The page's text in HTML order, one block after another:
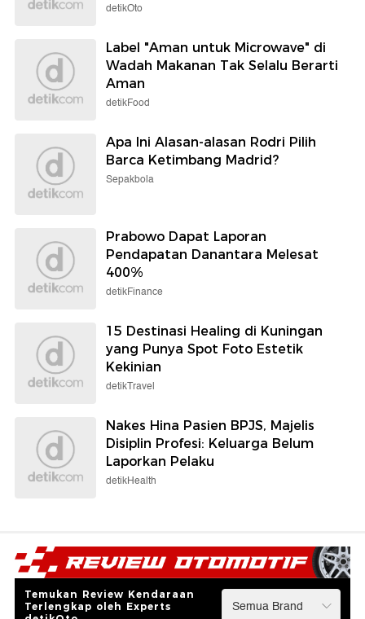
detikOto
Label "Aman untuk Microwave" di
Wadah Makanan Tak Selalu Berarti
Aman
detikFood
Apa Ini Alasan-alasan Rodri Pilih
Barca Ketimbang Madrid?
Sepakbola
Prabowo Dapat Laporan
Pendapatan Danantara Melesat
400%
detikFinance
15 Destinasi Healing di Kuningan
yang Punya Spot Foto Estetik
Kekinian
detikTravel
Nakes Hina Pasien BPJS, Majelis
Disiplin Profesi: Keluarga Belum
Laporkan Pelaku
detikHealth
Temukan Review Kendaraan
Terlengkap oleh Experts